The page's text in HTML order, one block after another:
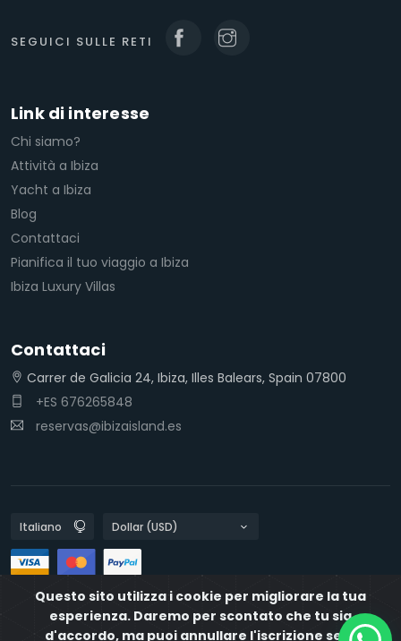
SEGUICI SULLE RETI
Link di interesse
Chi siamo?
Attività a Ibiza
Yacht a Ibiza
Blog
Contattaci
Pianifica il tuo viaggio a Ibiza
Ibiza Luxury Villas
Contattaci
Carrer de Galicia 24, Ibiza, Illes Balears, Spain 07800
+ES 676265848
reservas@ibizaisland.es
Politiche sulla privacy Politiche sui cookie IbizaIsland
Questo sito utilizza i cookie per migliorare la tua
esperienza. Daremo per scontato che tu sia
d'accordo, ma puoi annullare l'iscrizione se lo